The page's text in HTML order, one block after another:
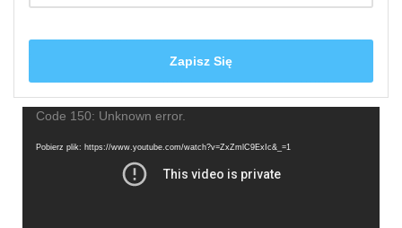
Odtwarzacz
Code 150: Unknown error.
Pobierz plik: https://www.youtube.com/watch?v=ZxZmlC9ExIc&_=1